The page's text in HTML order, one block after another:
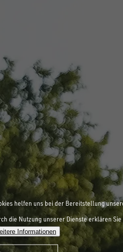
helfen uns bei der Bereitstellung
die Nutzung unserer Dienste erklären
Informationen